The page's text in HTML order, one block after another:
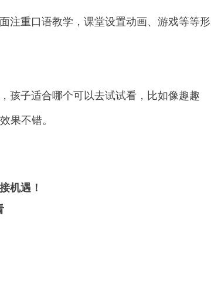
重口语教学，课堂设置动画、游戏等等形
子适合哪个可以去试试看，比如像趣趣
果不错。
机遇！